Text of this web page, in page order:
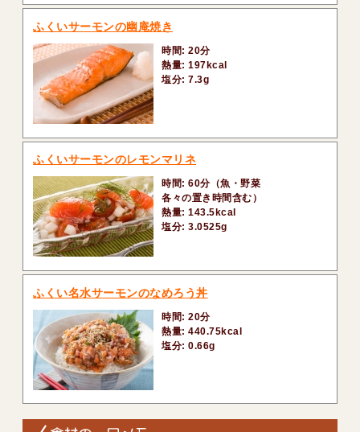
ふくいサーモンの幽庵焼き
時間: 20分
熱量: 197kcal
塩分: 7.3g
ふくいサーモンのレモンマリネ
時間: 60分（魚・野菜
各々の置き時間含む）
熱量: 143.5kcal
塩分: 3.0525g
ふくい名水サーモンのなめろう丼
時間: 20分
熱量: 440.75kcal
塩分: 0.66g